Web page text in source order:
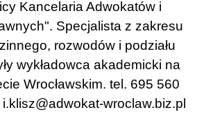
Kancelaria Adwokatów i
Specjalista z zakresu
rozwodów i podziału
wykładowca akademicki na
Wrocławskim. tel. 695 560
i.klisz@adwokat-wroclaw.biz.pl